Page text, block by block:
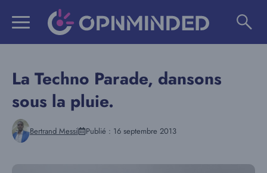
La Techno Parade, dansons
sous la pluie.
Bertrand Messi Publié : 16 septembre 2013